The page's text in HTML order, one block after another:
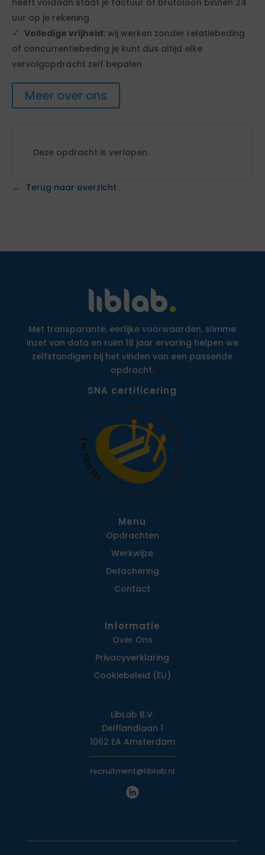
heeft voldaan staat je factuur of brutoloon binnen 24
uur op je rekening
Volledige vrijheid: wij werken zonder relatiebeding
of concurrentiebeding je kunt dus altijd elke
vervolgopdracht zelf bepalen
Meer over ons
Deze opdracht is verlopen.
Terug naar overzicht
Met transparante, eerlijke voorwaarden, slimme
inzet van data en ruim 18 jaar ervaring helpen we
zelfstandigen bij het vinden van een passende
opdracht.
SNA certificering
Menu
Opdrachten
Werkwijze
Detachering
Contact
Informatie
Over Ons
Privacy­verklaring
Cookiebeleid (EU)
LibLab B.V.
Delflandlaan 1
1062 EA Amsterdam
recruitment@liblab.nl